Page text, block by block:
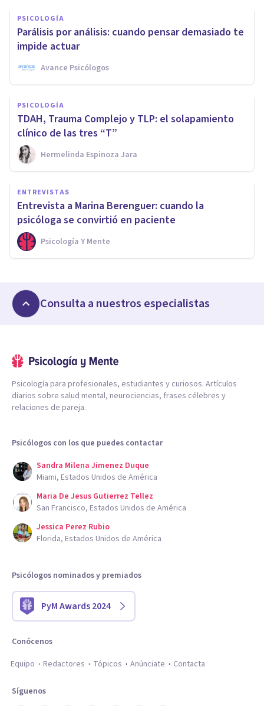
PSICOLOGÍA
Parálisis por análisis: cuando pensar demasiado te
impide actuar
Avance Psicólogos
PSICOLOGÍA
TDAH, Trauma Complejo y TLP: el solapamiento
clínico de las tres “T”
Hermelinda Espinoza Jara
ENTREVISTAS
Entrevista a Marina Berenguer: cuando la
psicóloga se convirtió en paciente
Psicología Y Mente
Consulta a nuestros especialistas
Psicología para profesionales, estudiantes y curiosos. Artículos
diarios sobre salud mental, neurociencias, frases célebres y
relaciones de pareja.
Psicólogos con los que puedes contactar
Sandra Milena Jimenez Duque
Miami, Estados Unidos de América
Maria De Jesus Gutierrez Tellez
San Francisco, Estados Unidos de América
Jessica Perez Rubio
Florida, Estados Unidos de América
Psicólogos nominados y premiados
PyM Awards 2024
Conócenos
Equipo
Redactores Tópicos Anúnciate Contacta
Síguenos